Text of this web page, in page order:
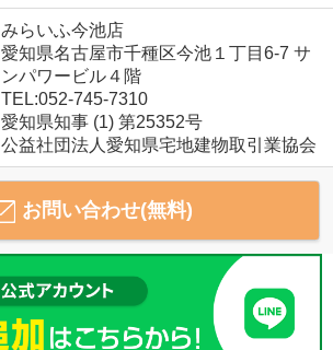
みらいふ今池店
愛知県名古屋市千種区今池１丁目6-7 サ
ンパワービル４階
TEL:052-745-7310
愛知県知事 (1) 第25352号
公益社団法人愛知県宅地建物取引業協会
お問い合わせ(無料)